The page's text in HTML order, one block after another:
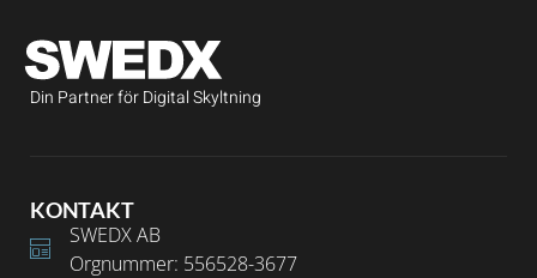
Din Partner för Digital Skyltning
KONTAKT
SWEDX AB
Orgnummer: 556528-3677